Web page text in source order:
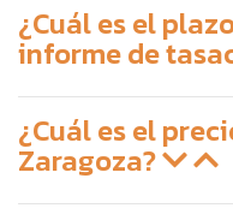
¿Cuál es el
informe de
¿Cuál es el
Zaragoza?